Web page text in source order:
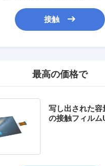
接触
最高の価格で
写し出された
の接触フィルム